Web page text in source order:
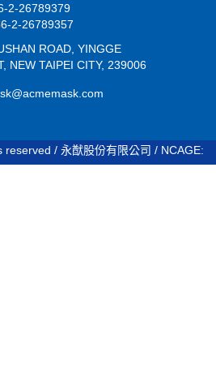
26789357
ROAD, YINGGE
NEW TAIPEI CITY, 239006
/ 永猷股份有限公司 / NCAGE: